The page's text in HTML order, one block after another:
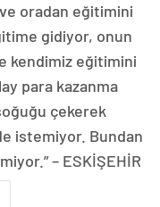
oradan eğitimini
gidiyor, onun
kendimiz eğitimini
para kazanma
çekerek
istemiyor. Bundan
– ESKİŞEHİR